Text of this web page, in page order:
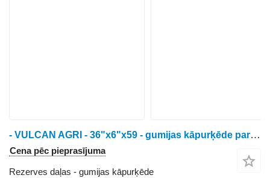
- VULCAN AGRI - 36"x6"x59 - gumijas kāpurķēde paredzēts John Deere 8295RT / 8310RT / 8320RT / 8335RT / 8345RT / 8360RT / 8370RT kāpurķēžu traktora
Cena pēc pieprasījuma
Rezerves daļas - gumijas kāpurķēde